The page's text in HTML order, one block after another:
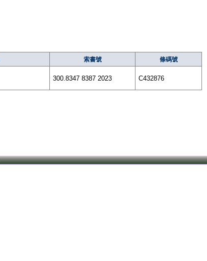
索書號 條碼號
300.8347 8387 2023 C432876